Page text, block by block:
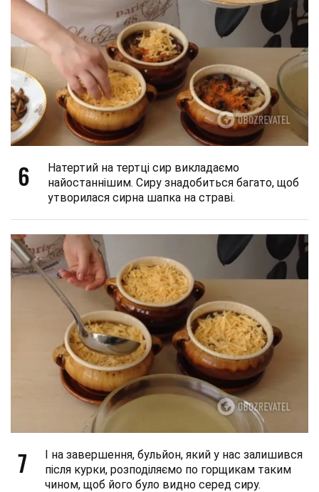
6
Натертий на тертці сир викладаємо
найостаннішим. Сиру знадобиться багато, щоб
утворилася сирна шапка на страві.
7
І на завершення, бульйон, який у нас залишився
після курки, розподіляємо по горщикам таким
чином, щоб його було видно серед сиру.